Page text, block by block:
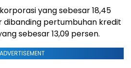
yang sebesar 18,45
dibanding pertumbuhan kredit
sebesar 13,09 persen.
ADVERTISEMENT